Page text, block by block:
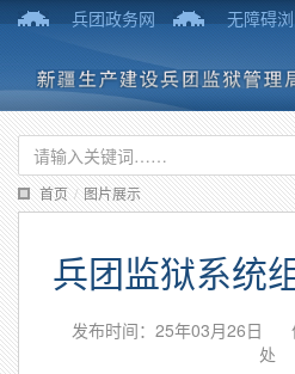
兵团政务网 无障碍
首页 / 图片展示
兵团监狱系统
发布时间：25年03月26日
处